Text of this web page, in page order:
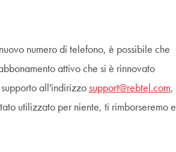
numero di telefono, è possibile che
attivo che si è rinnovato
all'indirizzo support@rebtel.com,
utilizzato per niente, ti rimborseremo e